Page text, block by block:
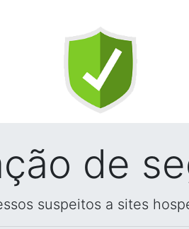
de
suspeitos a sites